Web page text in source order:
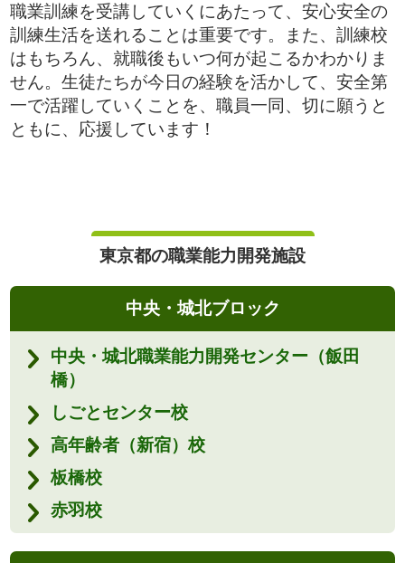
職業訓練を受講していくにあたって、安心安全の
訓練生活を送れることは重要です。また、訓練校
はもちろん、就職後もいつ何が起こるかわかりま
せん。生徒たちが今日の経験を活かして、安全第
一で活躍していくことを、職員一同、切に願うと
ともに、応援しています！
東京都の職業能力開発施設
中央・城北ブロック
中央・城北職業能力開発センター（飯田
橋）
しごとセンター校
高年齢者（新宿）校
板橋校
赤羽校